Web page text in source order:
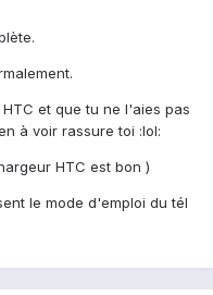
et que tu ne l'aies pas
à voir rassure toi :lol:
HTC est bon )
le mode d'emploi du tél